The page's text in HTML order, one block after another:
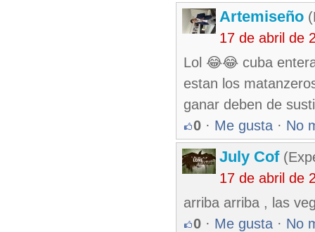
Artemiseño
17 de abril de
Lol 😂😂 cuba
estan los
ganar deben de
0 · Me gusta · No
July Cof
17 de abril de
arriba arriba , las
0 · Me gusta · No